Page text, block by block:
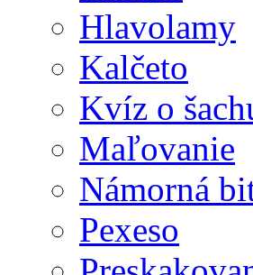
Hlavolamy
Kalčeto
Kvíz o
Maľovanie
Námorná
Pexeso